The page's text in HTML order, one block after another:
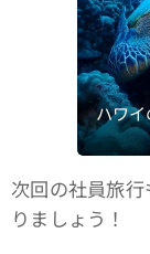
ハワ
次回の社員旅
りましょう！